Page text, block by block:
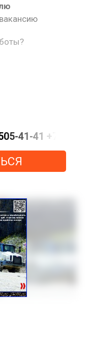
41-41 +7-923-